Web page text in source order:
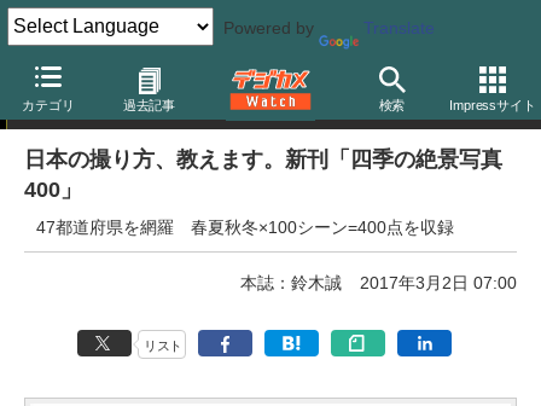
Powered by Translate
カテゴリ 過去記事 検索 Impressサイト
デジタルカメラマガジン
日本の撮り方、教えます。新刊「四季の絶景写真
400」
47都道府県を網羅 春夏秋冬×100シーン=400点を収録
本誌：鈴木誠 2017年3月2日 07:00
リスト